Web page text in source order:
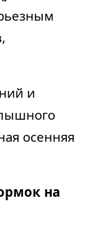
и
осенняя
на